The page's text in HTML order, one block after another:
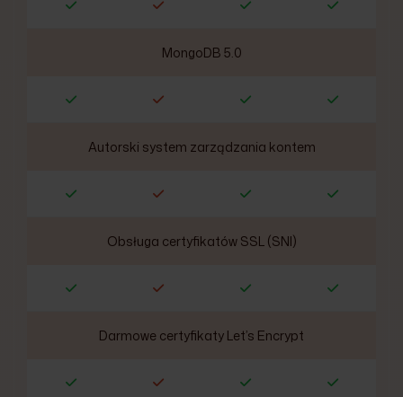
MongoDB 5.0
Autorski system zarządzania kontem
Obsługa certyfikatów SSL (SNI)
Darmowe certyfikaty Let’s Encrypt